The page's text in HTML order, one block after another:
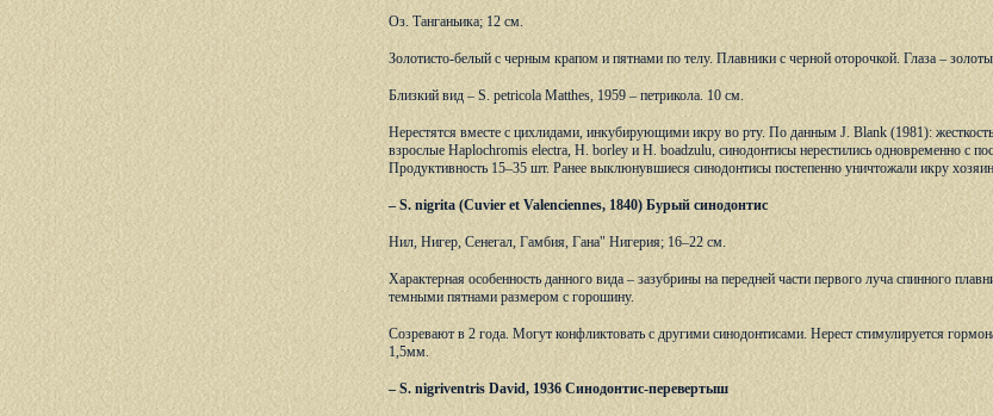
Оз. Танганьика; 12 см.
Золотисто-белый с черным крапом и пятнами по телу. Плавники с черной оторочкой. Глаза –
Близкий вид – S. petricola Matthes, 1959 – петрикола. 10 см.
Нерестятся вместе с цихлидами, инкубирующими икру во рту. По данным J. Blank (1981):
взрослые Haplochromis electra, H. borley и Н. boadzulu, синодонтисы нерестились одновременно
Продуктивность 15–35 шт. Ранее выклюнувшиеся синодонтисы постепенно уничтожали икру
– S. nigrita (Cuvier et Valenciennes, 1840) Бурый синодонтис
Нил, Нигер, Сенегал, Гамбия, Гана" Нигерия; 16–22 см.
Характерная особенность данного вида – зазубрины на передней части первого луча спинного
темными пятнами размером с горошину.
Созревают в 2 года. Могут конфликтовать с другими синодонтисами. Нерест стимулируется
1,5мм.
– S. nigriventris David, 1936 Синодонтис-перевертыш